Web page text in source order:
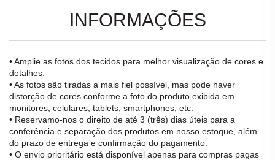
INFORMAÇÕES
• Amplie as fotos dos tecidos para melhor visualização de cores e
detalhes.
• As fotos são tiradas a mais fiel possível, mas pode haver
distorção de cores conforme a foto do produto exibida em
monitores, celulares, tablets, smartphones, etc.
• Reservamo-nos o direito de até 3 (três) dias úteis para a
conferência e separação dos produtos em nosso estoque, além
do prazo de entrega e confirmação do pagamento.
• O envio prioritário está disponível apenas para compras pagas